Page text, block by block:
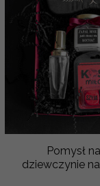
Pomysł
dziewczynie